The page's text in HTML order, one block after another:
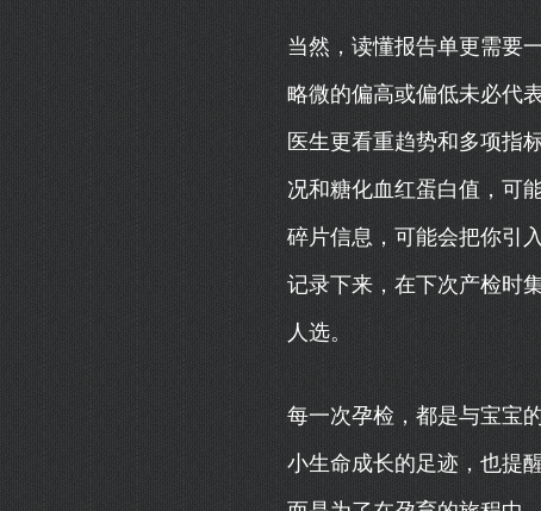
当然，读懂报告单更需要
略微的偏高或偏低未必代
医生更看重趋势和多项指
况和糖化血红蛋白值，可
碎片信息，可能会把你引
记录下来，在下次产检时
人选。
每一次孕检，都是与宝宝
小生命成长的足迹，也提